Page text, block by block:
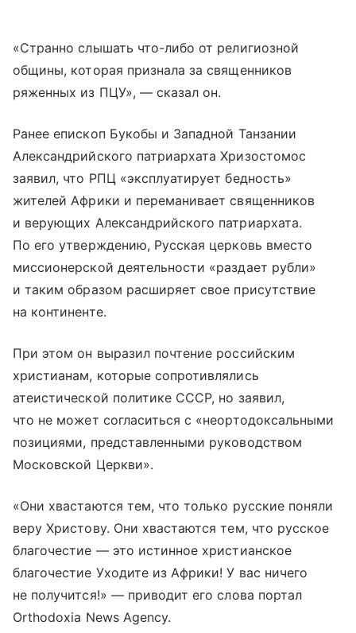
«Странно слышать что-либо от религиозной
общины, которая признала за священников
ряженных из ПЦУ», — сказал он.
Ранее епископ Букобы и Западной Танзании
Александрийского патриархата Хризостомос
заявил, что РПЦ «эксплуатирует бедность»
жителей Африки и переманивает священников
и верующих Александрийского патриархата.
По его утверждению, Русская церковь вместо
миссионерской деятельности «раздает рубли»
и таким образом расширяет свое присутствие
на континенте.
При этом он выразил почтение российским
христианам, которые сопротивлялись
атеистической политике СССР, но заявил,
что не может согласиться с «неортодоксальными
позициями, представленными руководством
Московской Церкви».
«Они хвастаются тем, что только русские поняли
веру Христову. Они хвастаются тем, что русское
благочестие — это истинное христианское
благочестие Уходите из Африки! У вас ничего
не получится!» — приводит его слова портал
Orthodoxia News Agency.